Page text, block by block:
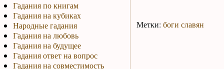
Гадания по книгам
Гадания на кубиках
Народные гадания
Гадания на любовь
Гадания на будущее
Гадания ответ на вопрос
Гадания на совместимость
Метки: боги славян